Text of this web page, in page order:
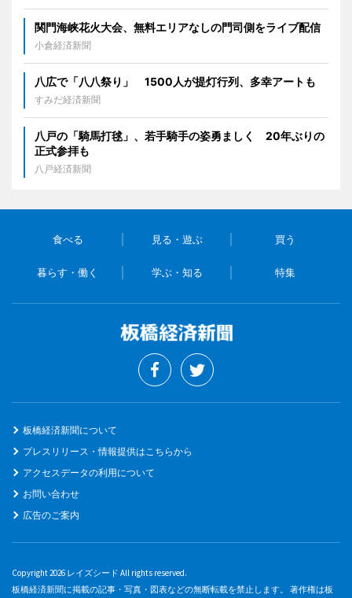
関門海峡花火大会、無料エリアなしの門司側をライブ配信
小倉経済新聞
八広で「八八祭り」 1500人が提灯行列、多幸アートも
すみだ経済新聞
八戸の「騎馬打毬」、若手騎手の姿勇ましく 20年ぶりの
正式参拝も
八戸経済新聞
食べる 見る・遊ぶ 買う
暮らす・働く 学ぶ・知る 特集
板橋経済新聞について
プレスリリース・情報提供はこちらから
アクセスデータの利用について
お問い合わせ
広告のご案内
Copyright 2026 レイズシード All rights reserved.
板橋経済新聞に掲載の記事・写真・図表などの無断転載を禁止します。 著作権は板